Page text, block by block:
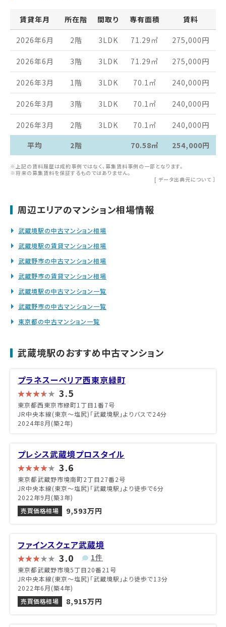
賃貸年月 所在階 間取り 専有面積 賃料
2026年6月 2階 3LDK 71.29 ㎡ 275,000円
2026年6月 3階 3LDK 71.29 ㎡ 275,000円
2026年3月 1階 3LDK 70.1 ㎡ 240,000円
2026年3月 3階 3LDK 70.1 ㎡ 240,000円
2026年3月 2階 3LDK 70.1 ㎡ 240,000円
平均
2階 70.58㎡ 254,000円
※上記の賃料履歴は成約事例ではなく、募集賃料事例の一部となります。
※将来の募集賃料を保証するものではありません。
[ データ出典元について ］
周辺エリアのマンション相場情報
武蔵境駅の中古マンション相場
武蔵境駅の賃貸マンション相場
武蔵野市の中古マンション相場
武蔵野市の賃貸マンション相場
武蔵境駅の中古マンション一覧
武蔵野市の中古マンション一覧
東京都の中古マンション一覧
武蔵境駅のおすすめ中古マンション
プラネスーペリア西東京緑町
3.5
東京都西東京市緑町1丁目1番7号
JR中央本線(東京～塩尻)「武蔵境駅」よりバスで24分
2024年8月(築2年)
プレシス武蔵境プロスタイル
3.6
東京都武蔵野市境南町2丁目27番2号
JR中央本線(東京～塩尻)「武蔵境駅」より徒歩で6分
2022年9月(築3年)
売買価格相場
9,593万円
ファインスクェア武蔵境
3.0 1件
東京都武蔵野市境5丁目20番21号
JR中央本線(東京～塩尻)「武蔵境駅」より徒歩で13分
2022年6月(築4年)
売買価格相場
8,915万円